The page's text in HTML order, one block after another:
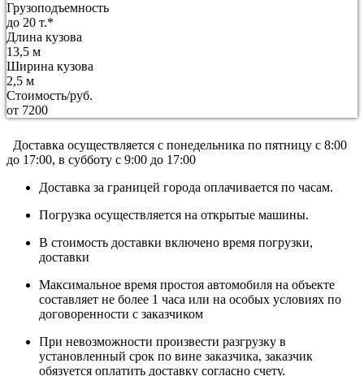
Грузоподъемность
до 20 т.*
Длина кузова
13,5 м
Ширина кузова
2,5 м
Стоимость/руб.
от 7200
Доставка осуществляется c понедельника по пятницу с 8:00
до 17:00, в субботу с 9:00 до 17:00
Доставка за границей города оплачивается по часам.
Погрузка осуществляется на открытые машины.
В стоимость доставки включено время погрузки,
доставки
Максимальное время простоя автомобиля на объекте
составляет не более 1 часа или на особых условиях по
договоренности с заказчиком
При невозможности произвести разгрузку в
установленный срок по вине заказчика, заказчик
обязуется оплатить доставку согласно счету.